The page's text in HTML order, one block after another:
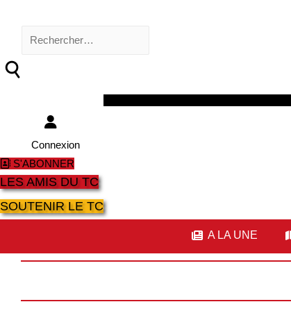
Rechercher :
Connexion
S'ABONNER
LES AMIS DU TC
SOUTENIR LE TC
A LA UNE